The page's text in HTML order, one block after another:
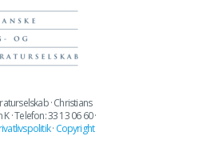
· Christians
· Telefon: 33 13 06 60 ·
· Copyright